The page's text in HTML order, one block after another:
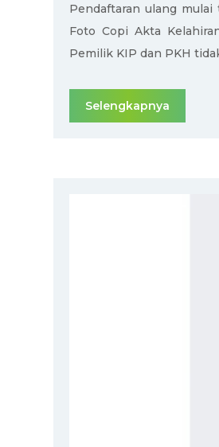
Pendaftaran ulang mulai
Foto Copi Akta
Pemilik KIP dan PKH
Selengkapnya